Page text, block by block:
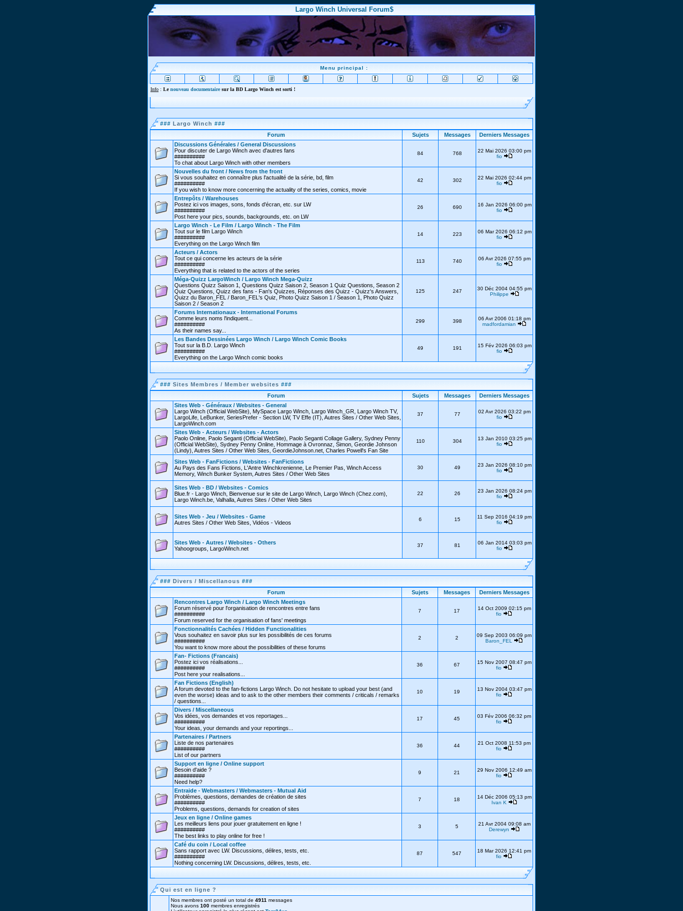
Largo Winch Universal Forum$
Menu principal :
Info : Lenouveau documentairesur la BD Largo Winch est sorti !
### Largo Winch ###
Forum
Sujets Messages
Derniers Messages
Discussions Générales / General Discussions
Pour discuter de Largo Winch avec d'autres fans
##########
To chat about Largo Winch with other members
84 768
22 Mai 2026 03:00 pm
fio
Nouvelles du front / News from the front
Si vous souhaitez en connaître plus l'actualité de la série, bd, film
##########
If you wish to know more concerning the actuality of the series, comics, movie
42 302
22 Mai 2026 02:44 pm
fio
Entrepôts / Warehouses
Postez ici vos images, sons, fonds d'écran, etc. sur LW
##########
Post here your pics, sounds, backgrounds, etc. on LW
26 690
16 Jan 2026 06:00 pm
fio
Largo Winch - Le Film / Largo Winch - The Film
Tout sur le film Largo Winch
##########
Everything on the Largo Winch film
14 223
06 Mar 2026 06:12 pm
fio
Acteurs / Actors
Tout ce qui concerne les acteurs de la série
##########
Everything that is related to the actors of the series
113 740
06 Avr 2026 07:55 pm
fio
Méga-Quizz LargoWinch / Largo Winch Mega-Quizz
Questions Quizz Saison 1, Questions Quizz Saison 2, Season 1 Quiz Questions, Season 2
Quiz Questions, Quizz des fans - Fan's Quizzes, Réponses des Quizz - Quizz's Answers,
Quizz du Baron_FEL / Baron_FEL's Quiz, Photo Quizz Saison 1 / Season 1, Photo Quizz
Saison 2 / Season 2
125 247
30 Déc 2004 04:55 pm
Philippe
Forums Internationaux - International Forums
Comme leurs noms l'indiquent...
##########
As their names say...
299 398
06 Avr 2006 01:18 pm
madfordamian
Les Bandes Dessinées Largo Winch / Largo Winch Comic Books
Tout sur la B.D. Largo Winch
##########
Everything on the Largo Winch comic books
49 191
15 Fév 2026 06:03 pm
fio
### Sites Membres / Member websites ###
Forum
Sujets Messages
Derniers Messages
Sites Web - Généraux / Websites - General
Largo Winch (Official WebSite), MySpace Largo Winch, Largo Winch_GR, Largo Winch TV,
LargoLife, LeBunker, SeriesPrefer - Section LW, TV Effe (IT), Autres Sites / Other Web Sites,
LargoWinch.com
37 77
02 Avr 2026 03:22 pm
fio
Sites Web - Acteurs / Websites - Actors
Paolo Online, Paolo Seganti (Official WebSite), Paolo Seganti Collage Gallery, Sydney Penny
(Official WebSite), Sydney Penny Online, Hommage à Ovronnaz, Simon, Geordie Johnson
(Lindy), Autres Sites / Other Web Sites, GeordieJohnson.net, Charles Powell's Fan Site
110 304
13 Jan 2010 03:25 pm
fio
Sites Web - FanFictions / Websites - FanFictions
Au Pays des Fans Fictions, L'Antre Winchkrenienne, Le Premier Pas, Winch Access
Memory, Winch Bunker System, Autres Sites / Other Web Sites
30 49
23 Jan 2026 08:10 pm
fio
Sites Web - BD / Websites - Comics
Blue.fr - Largo Winch, Bienvenue sur le site de Largo Winch, Largo Winch (Chez.com),
Largo Winch.be, Valhalla, Autres Sites / Other Web Sites
22 26
23 Jan 2026 08:24 pm
fio
Sites Web - Jeu / Websites - Game
Autres Sites / Other Web Sites, Vidéos - Videos
6 15
11 Sep 2016 04:19 pm
fio
Sites Web - Autres / Websites - Others
Yahoogroups, LargoWinch.net
37 81
06 Jan 2014 03:03 pm
fio
### Divers / Miscellanous ###
Forum
Sujets Messages
Derniers Messages
Rencontres Largo Winch / Largo Winch Meetings
Forum réservé pour l'organisation de rencontres entre fans
##########
Forum reserved for the organisation of fans' meetings
7 17
14 Oct 2009 02:15 pm
fio
Fonctionnalités Cachées / Hidden Functionalities
Vous souhaitez en savoir plus sur les possibilités de ces forums
##########
You want to know more about the possibilities of these forums
2 2
09 Sep 2003 06:09 pm
Baron_FEL
Fan- Fictions (Francais)
Postez ici vos réalisations...
##########
Post here your realisations...
36 67
15 Nov 2007 08:47 pm
fio
Fan Fictions (English)
A forum devoted to the fan-fictions Largo Winch. Do not hesitate to upload your best (and
even the worse) ideas and to ask to the other members their comments / criticals / remarks
/ questions...
10 19
13 Nov 2004 03:47 pm
fio
Divers / Miscellaneous
Vos idées, vos demandes et vos reportages...
##########
Your ideas, your demands and your reportings...
17 45
03 Fév 2006 06:32 pm
fio
Partenaires / Partners
Liste de nos partenaires
##########
List of our partners
36 44
21 Oct 2008 11:53 pm
fio
Support en ligne / Online support
Besoin d'aide ?
##########
Need help?
9 21
29 Nov 2006 12:49 am
fio
Entraide - Webmasters / Webmasters - Mutual Aid
Problèmes, questions, demandes de création de sites
##########
Problems, questions, demands for creation of sites
7 18
14 Déc 2006 05:13 pm
Ivan K
Jeux en ligne / Online games
Les meilleurs liens pour jouer gratuitement en ligne !
##########
The best links to play online for free !
3 5
21 Avr 2004 09:08 am
Derewyn
Café du coin / Local coffee
Sans rapport avec LW. Discussions, délires, tests, etc.
##########
Nothing concerning LW. Discussions, délires, tests, etc.
87 547
18 Mar 2026 12:41 pm
fio
Qui est en ligne ?
Nos membres ont posté un total de 4911 messages
Nous avons 100 membres enregistrés